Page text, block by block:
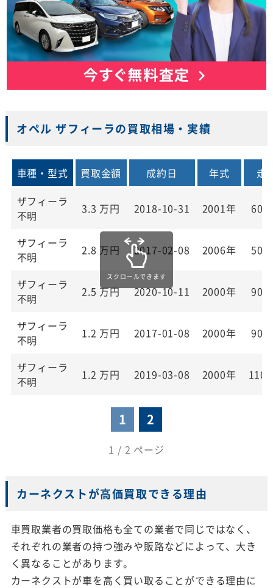
オペル ザフィーラの買取相場・実績
車種・型式 買取金額 成約日 年式
走
ザフィーラ
不明
3.3 万円 2018-10-31 2001年
ザフィーラ
不明
2.8 万円 2017-02-08 2006年
ザフィーラ
不明
2.5 万円 2020-10-11 2000年
ザフィーラ
不明
1.2 万円 2017-01-08 2000年
ザフィーラ
不明
1.2 万円 2019-03-08 2000年
1 2
1 / 2 ページ
カーネクストが高価買取できる理由
車買取業者の買取価格も全ての業者で同じではなく、
それぞれの業者の持つ強みや販路などによって、大き
く異なることがあります。
カーネクストが車を高く買い取ることができる理由に